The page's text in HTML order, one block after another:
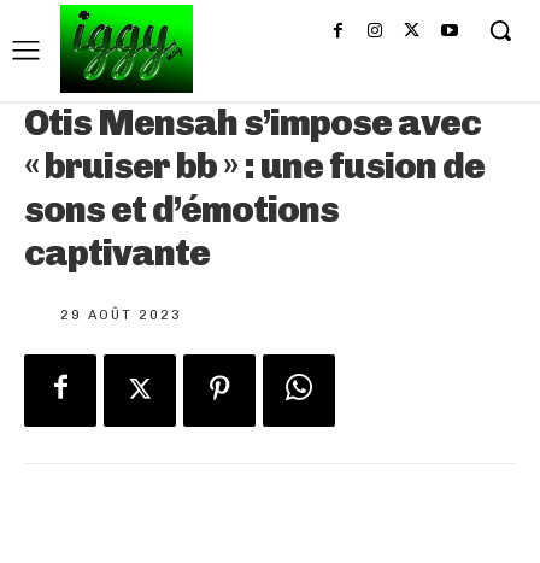
Otis Mensah s’impose avec
« bruiser bb » : une fusion de
sons et d’émotions
captivante
29 AOÛT 2023